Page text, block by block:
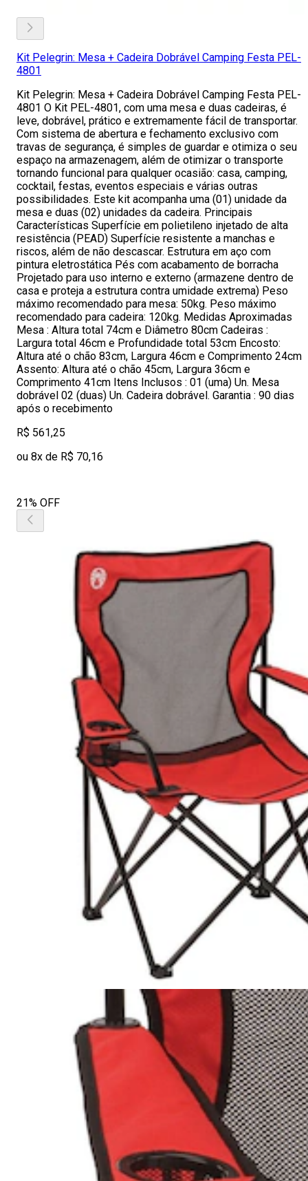
Kit Pelegrin: Mesa + Cadeira Dobrável Camping Festa PEL-
4801
Kit Pelegrin: Mesa + Cadeira Dobrável Camping Festa PEL-
4801 O Kit PEL-4801, com uma mesa e duas cadeiras, é
leve, dobrável, prático e extremamente fácil de transportar.
Com sistema de abertura e fechamento exclusivo com
travas de segurança, é simples de guardar e otimiza o seu
espaço na armazenagem, além de otimizar o transporte
tornando funcional para qualquer ocasião: casa, camping,
cocktail, festas, eventos especiais e várias outras
possibilidades. Este kit acompanha uma (01) unidade da
mesa e duas (02) unidades da cadeira. Principais
Características Superfície em polietileno injetado de alta
resistência (PEAD) Superfície resistente a manchas e
riscos, além de não descascar. Estrutura em aço com
pintura eletrostática Pés com acabamento de borracha
Projetado para uso interno e externo (armazene dentro de
casa e proteja a estrutura contra umidade extrema) Peso
máximo recomendado para mesa: 50kg. Peso máximo
recomendado para cadeira: 120kg. Medidas Aproximadas
Mesa : Altura total 74cm e Diâmetro 80cm Cadeiras :
Largura total 46cm e Profundidade total 53cm Encosto:
Altura até o chão 83cm, Largura 46cm e Comprimento 24cm
Assento: Altura até o chão 45cm, Largura 36cm e
Comprimento 41cm Itens Inclusos : 01 (uma) Un. Mesa
dobrável 02 (duas) Un. Cadeira dobrável. Garantia : 90 dias
após o recebimento
R$ 561,25
ou 8x de R$ 70,16
21% OFF